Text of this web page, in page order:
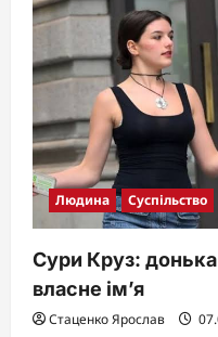
Людина Суспільство
Сури Круз: донька
власне ім’я
Стаценко Ярослав